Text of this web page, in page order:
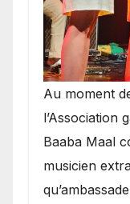
​Au moment
l’Association
Baaba Maal
musicien